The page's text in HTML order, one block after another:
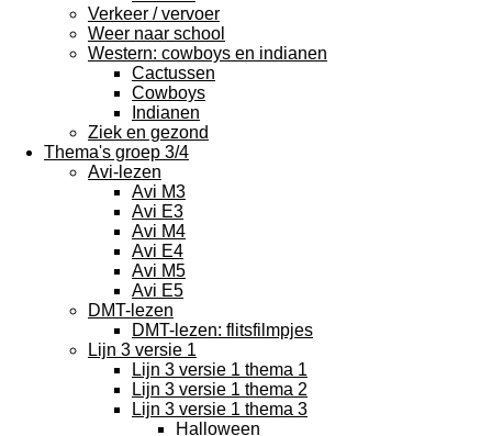
Verkeer / vervoer
Weer naar school
Western: cowboys en indianen
Cactussen
Cowboys
Indianen
Ziek en gezond
Thema's groep 3/4
Avi-lezen
Avi M3
Avi E3
Avi M4
Avi E4
Avi M5
Avi E5
DMT-lezen
DMT-lezen: flitsfilmpjes
Lijn 3 versie 1
Lijn 3 versie 1 thema 1
Lijn 3 versie 1 thema 2
Lijn 3 versie 1 thema 3
Halloween